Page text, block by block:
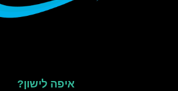
איפה לישון?